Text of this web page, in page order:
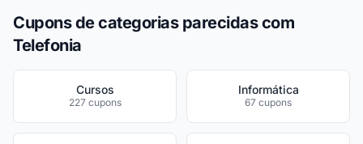
Cupons de categorias parecidas com
Telefonia
Cursos
227 cupons
Informática
67 cupons